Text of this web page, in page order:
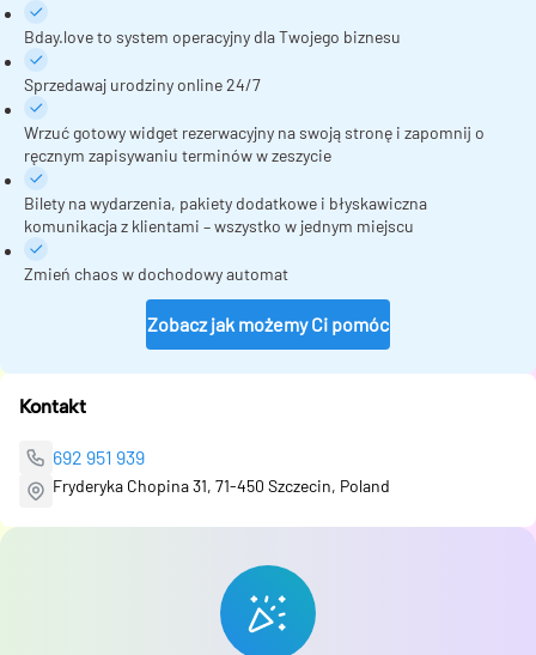
Bday.love to system operacyjny dla Twojego biznesu
Sprzedawaj urodziny online 24/7
Wrzuć gotowy widget rezerwacyjny na swoją stronę i zapomnij o
ręcznym zapisywaniu terminów w zeszycie
Bilety na wydarzenia, pakiety dodatkowe i błyskawiczna
komunikacja z klientami – wszystko w jednym miejscu
Zmień chaos w dochodowy automat
Zobacz jak możemy Ci pomóc
Kontakt
692 951 939
Fryderyka Chopina 31, 71-450 Szczecin, Poland